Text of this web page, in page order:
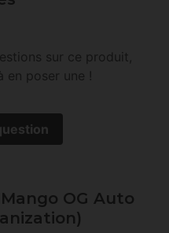
sur ce produit,
en poser une !
OG Auto